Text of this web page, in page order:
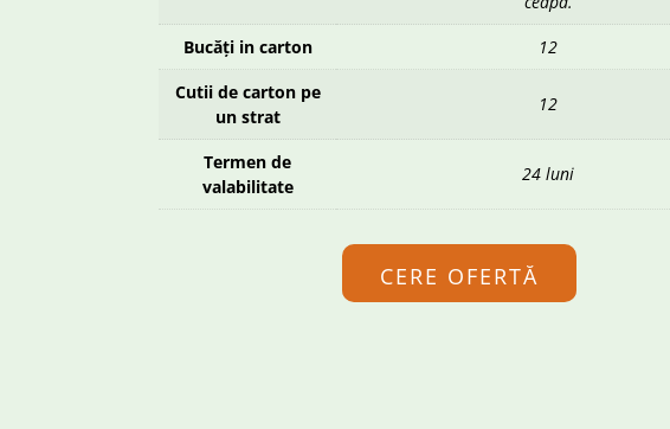
Bucăți in carton
12
Cutii de carton pe
un strat
12
Termen de
valabilitate
24 luni
CERE OFERTĂ